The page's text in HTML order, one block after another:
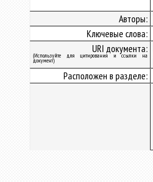
Авторы:
Ключевые слова:
URI документа:
(Используйте для цитирования и ссылки на
документ)
Расположен в разделе: